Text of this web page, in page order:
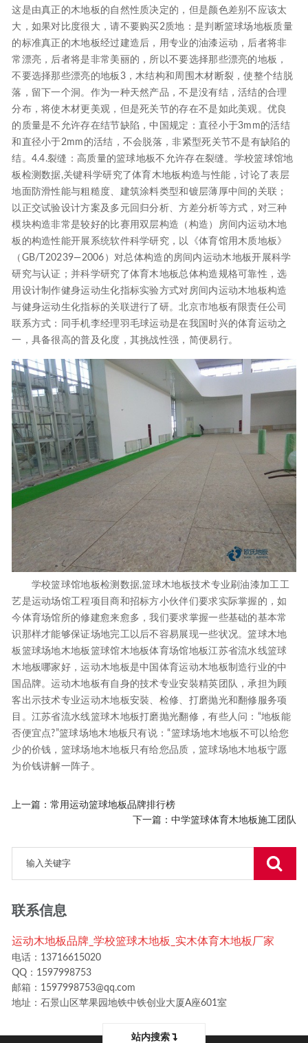
这是由真正的木地板的自然性质决定的，但是颜色差别不应该太
大，如果对比度很大，请不要购买2质地：是判断篮球场地板质量
的标准真正的木地板经过建造后，用专业的油漆运动，后者将非
常漂亮，后者将是非常美丽的，所以不要选择那些漂亮的地板，
不要选择那些漂亮的地板3，木结构和周围木材断裂，使整个结脱
落，留下一个洞。作为一种天然产品，不是没有结，活结的合理
分布，将使木材更美观，但是死关节的存在不是如此美观。优良
的质量是不允许存在结节缺陷，中国规定：直径小于3mm的活结
和直径小于2mm的活结，不会脱落，非紧型死关节不是有缺陷的
结。4.4.裂缝：高质量的篮球地板不允许存在裂缝。学校篮球馆地
板检测数据,关键科学研究了体育木地板构造与性能，讨论了表层
地面防滑性能与粗糙度、建筑涂料类型和镀层薄厚中间的关联；
以正交试验设计方案及多元回归分析、方差分析等方式，对三种
模块构造非常是较好的比赛用双层构造（构造）房间内运动木地
板的构造性能开展系统软件科学研究，以《体育馆用木质地板》
（GB/T20239—2006）对总体构造的房间内运动木地板开展科学
研究与认证；并科学研究了体育木地板总体构造规格可靠性，选
用设计制作健身运动生化指标实验方式对房间内运动木地板构造
与健身运动生化指标的关联进行了研。北京市地板有限责任公司
联系方式：同手机李经理羽毛球运动是在我国时兴的体育运动之
一，具备很高的普及化度，其挑战性强，简便易行。
学校篮球馆地板检测数据,篮球木地板技术专业刷油漆加工工
艺是运动场馆工程项目商和招标方小伙伴们要求实际掌握的，如
今体育场馆所的修建愈来愈多，我们要求掌握一些基础的基本常
识那样才能够保证场地完工以后不容易展现一些状况。篮球木地
板篮球场地木地板篮球馆木地板体育场馆地板江苏省流水线篮球
木地板哪家好，运动木地板是中国体育运动木地板制造行业的中
国品牌。运动木地板有自身的技术专业安裝精英团队，承担为顾
客出示技术专业运动木地板安裝、检修、打磨抛光和翻修服务项
目。江苏省流水线篮球木地板打磨抛光翻修，有些人问：“地板能
否便宜点?”篮球场地木地板只有说：“篮球场地木地板不可以给您
少的价钱，篮球场地木地板只有给您品质，篮球场地木地板宁愿
为价钱讲解一阵子。
上一篇：常用运动篮球地板品牌排行榜
下一篇： 中学篮球体育木地板施工团队
联系信息
运动木地板品牌_学校篮球木地板_实木体育木地板厂家
电话：13716615020
QQ：1597998753
邮箱：1597998753@qq.com
地址：石景山区苹果园地铁中铁创业大厦A座601室
站内搜索